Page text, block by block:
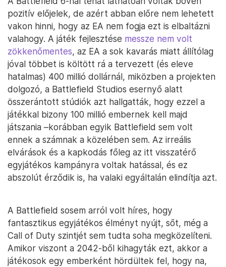
pozitív előjelek, de azért abban előre nem lehetett
vakon hinni, hogy az EA nem fogja ezt is elbaltázni
valahogy. A játék fejlesztése messze nem volt
zökkenőmentes, az EA a sok kavarás miatt állítólag
jóval többet is költött rá a tervezett (és eleve
hatalmas) 400 millió dollárnál, miközben a projekten
dolgozó, a Battlefield Studios esernyő alatt
összerántott stúdiók azt hallgatták, hogy ezzel a
játékkal bizony 100 millió embernek kell majd
játszania –korábban egyik Battlefield sem volt
ennek a számnak a közelében sem. Az irreális
elvárások és a kapkodás főleg az itt visszatérő
egyjátékos kampányra voltak hatással, és ez
abszolút érződik is, ha valaki egyáltalán elindítja azt.
A Battlefield sosem arról volt híres, hogy
fantasztikus egyjátékos élményt nyújt, sőt, még a
Call of Duty szintjét sem tudta soha megközelíteni.
Amikor viszont a 2042-ből kihagyták ezt, akkor a
játékosok egy emberként hördültek fel, hogy na,